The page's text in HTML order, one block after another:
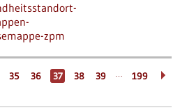
zpm
35 36 37 38 39 … 199